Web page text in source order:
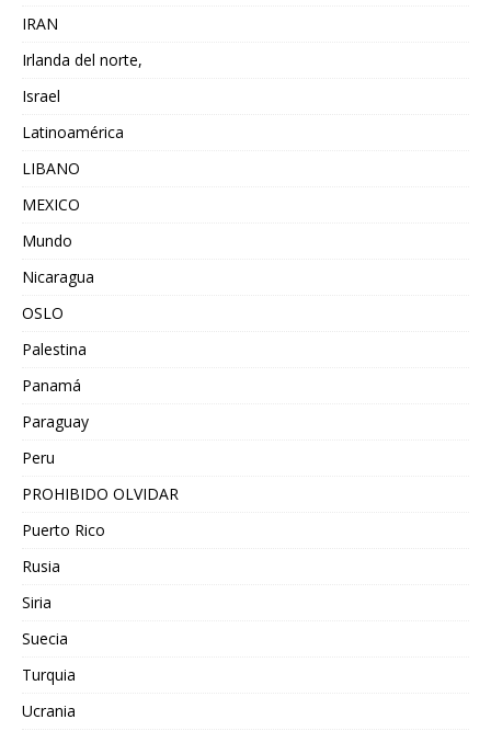
IRAN
Irlanda del norte,
Israel
Latinoamérica
LIBANO
MEXICO
Mundo
Nicaragua
OSLO
Palestina
Panamá
Paraguay
Peru
PROHIBIDO OLVIDAR
Puerto Rico
Rusia
Siria
Suecia
Turquia
Ucrania